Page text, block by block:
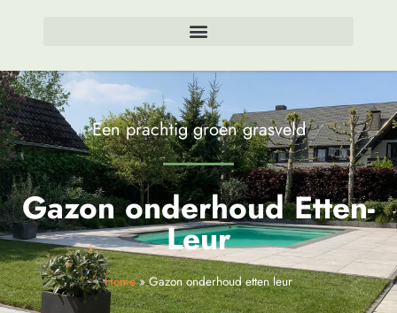
Een prachtig groen grasveld
Gazon onderhoud Etten-
Leur
Home»Gazon onderhoud etten leur